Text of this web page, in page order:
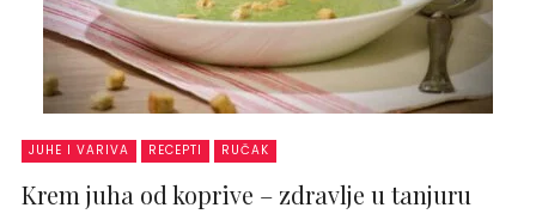
JUHE I VARIVA RECEPTI RUČAK
Krem juha od koprive – zdravlje u tanjuru